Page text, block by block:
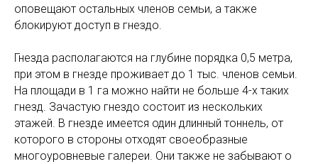
оповещают остальных членов семьи, а также
блокируют доступ в гнездо.
Гнезда располагаются на глубине порядка 0,5 метра,
при этом в гнезде проживает до 1 тыс. членов семьи.
На площади в 1 га можно найти не больше 4-х таких
гнезд. Зачастую гнездо состоит из нескольких
этажей. В гнезде имеется один длинный тоннель, от
которого в стороны отходят своеобразные
многоуровневые галереи. Они также не забывают о